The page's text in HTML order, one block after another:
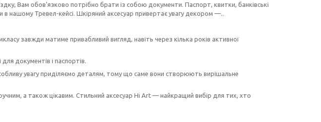
Вам обов'язково потрібно брати із собою документи. Паспорт, квитки, банківські
нашому Тревел-кейсі. Шкіряний аксесуар привертає увагу декором —..
завжди матиме привабливий вигляд, навіть через кілька років активної
документів і паспортів.
увагу приділяємо деталям, тому що саме вони створюють вирішальне
а також цікавим. Стильний аксесуар Hi Art — найкращий вибір для тих, хто